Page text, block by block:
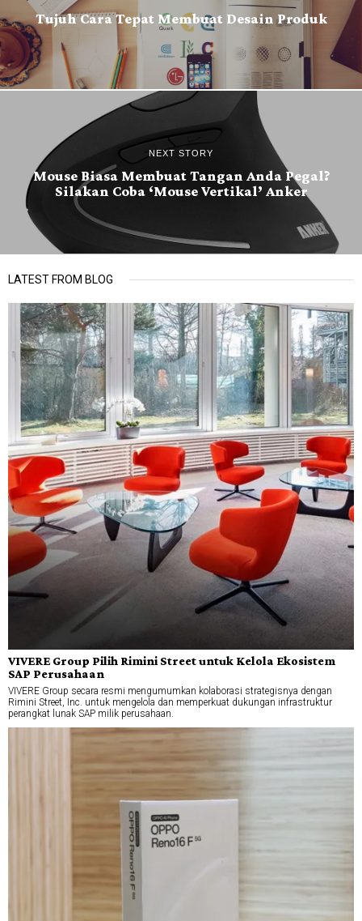
Tujuh Cara Tepat Membuat Desain Produk
NEXT STORY
Mouse Biasa Membuat Tangan Anda Pegal?
Silakan Coba ‘Mouse Vertikal’ Anker
LATEST FROM BLOG
VIVERE Group Pilih Rimini Street untuk Kelola Ekosistem
SAP Perusahaan
VIVERE Group secara resmi mengumumkan kolaborasi strategisnya dengan
Rimini Street, Inc. untuk mengelola dan memperkuat dukungan infrastruktur
perangkat lunak SAP milik perusahaan.